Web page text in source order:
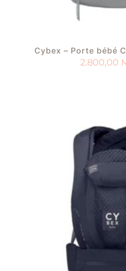
Cybex – Porte bébé
2.800,00